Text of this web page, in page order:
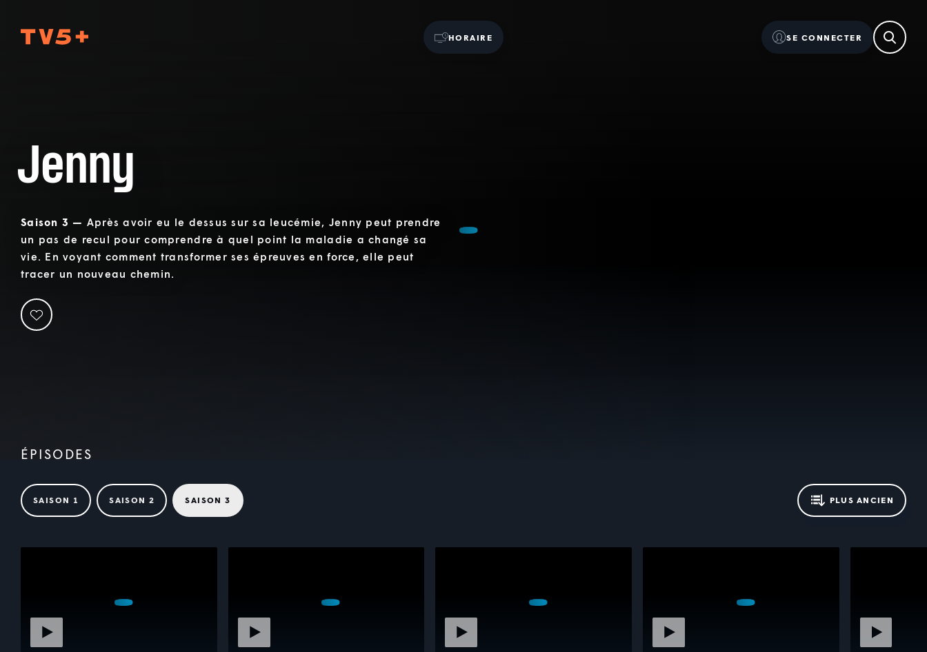
HORAIRE SE CONNECTER
Jenny
Saison 3 — Après avoir eu le dessus sur sa leucémie, Jenny peut prendre
un pas de recul pour comprendre à quel point la maladie a changé sa
vie. En voyant comment transformer ses épreuves en force, elle peut
tracer un nouveau chemin.
ÉPISODES
SAISON 1 SAISON 2 SAISON 3 PLUS ANCIEN